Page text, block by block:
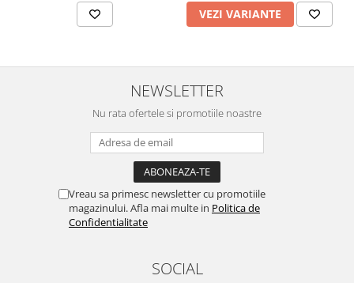
VEZI VARIANTE
NEWSLETTER
Nu rata ofertele si promotiile noastre
Vreau sa primesc newsletter cu promotiile
magazinului. Afla mai multe in Politica de
Confidentialitate
SOCIAL